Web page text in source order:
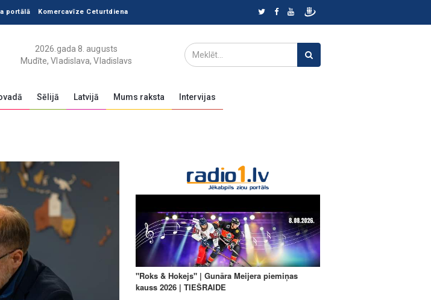
portālā Komercavīze Ceturtdiena
2026.gada 8. augusts
Mudīte, Vladislava, Vladislavs
Sēlijā Latvijā Mums raksta Intervijas